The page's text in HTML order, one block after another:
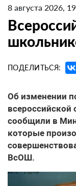
8 августа 2026,
ПОДЕЛИТЬСЯ:
Об изменении
сообщили в
которые
ВсОШ.